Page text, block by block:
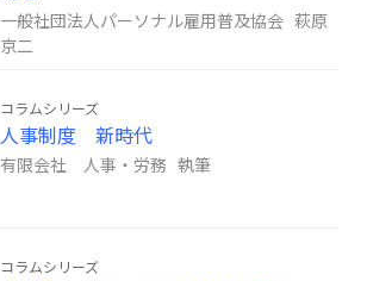
一般社団法人パーソナル雇用普及協会 萩原
京二
コラムシリーズ
人事制度 新時代
有限会社 人事・労務 執筆
コラムシリーズ